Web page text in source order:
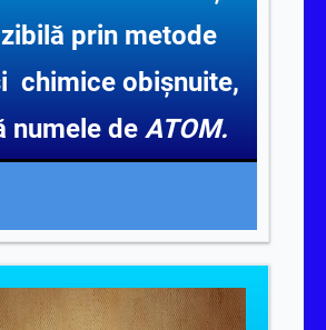
prin metode
chimice obișnuite,
numele de ATOM.